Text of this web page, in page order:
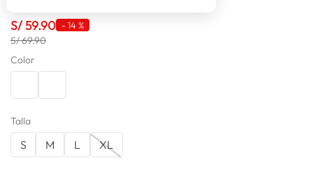
6. tv
7.
10. lavadora
S/59.90 - 14 %
S/ 69.90
Color
Talla
S M L XL